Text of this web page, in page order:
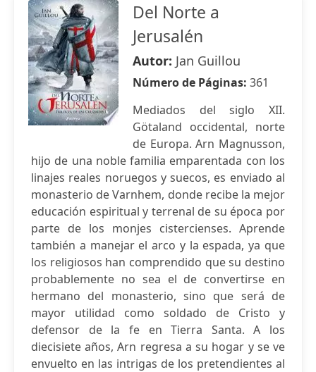
Del Norte a
Jerusalén
Autor: Jan Guillou
Número de Páginas: 361
Mediados del siglo XII.
Götaland occidental, norte
de Europa. Arn Magnusson,
hijo de una noble familia emparentada con los
linajes reales noruegos y suecos, es enviado al
monasterio de Varnhem, donde recibe la mejor
educación espiritual y terrenal de su época por
parte de los monjes cistercienses. Aprende
también a manejar el arco y la espada, ya que
los religiosos han comprendido que su destino
probablemente no sea el de convertirse en
hermano del monasterio, sino que será de
mayor utilidad como soldado de Cristo y
defensor de la fe en Tierra Santa. A los
diecisiete años, Arn regresa a su hogar y se ve
envuelto en las intrigas de los pretendientes al